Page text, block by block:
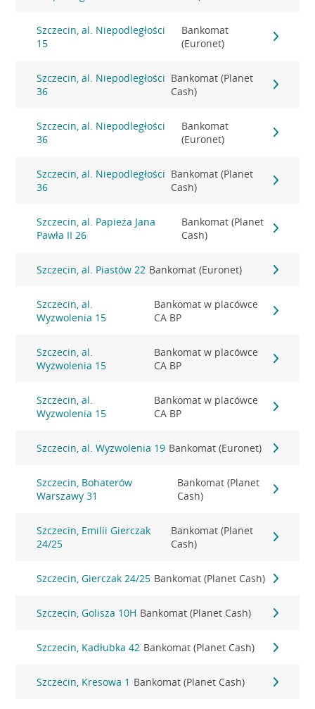
Szczecin, al. Niepodległości
15
Bankomat
(Euronet)
Szczecin, al. Niepodległości
36
Bankomat (Planet
Cash)
Szczecin, al. Niepodległości
36
Bankomat
(Euronet)
Szczecin, al. Niepodległości
36
Bankomat (Planet
Cash)
Szczecin, al. Papieża Jana
Pawła II 26
Bankomat (Planet
Cash)
Szczecin, al. Piastów 22 Bankomat (Euronet)
Szczecin, al.
Wyzwolenia 15
Bankomat w placówce
CA BP
Szczecin, al.
Wyzwolenia 15
Bankomat w placówce
CA BP
Szczecin, al.
Wyzwolenia 15
Bankomat w placówce
CA BP
Szczecin, al. Wyzwolenia 19 Bankomat (Euronet)
Szczecin, Bohaterów
Warszawy 31
Bankomat (Planet
Cash)
Szczecin, Emilii Gierczak
24/25
Bankomat (Planet
Cash)
Szczecin, Gierczak 24/25 Bankomat (Planet Cash)
Szczecin, Golisza 10H Bankomat (Planet Cash)
Szczecin, Kadłubka 42 Bankomat (Planet Cash)
Szczecin, Kresowa 1 Bankomat (Planet Cash)